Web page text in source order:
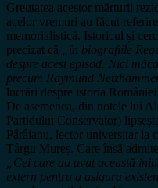
Greutatea acestor mărturii
acelor vremuri au făcut
memorialistică. Istoricul și
precizat că
„în biografiile
despre acest episod. Nici
precum Raymund
lucrări despre istoria
De asemenea, din notele lui
Partidului Conservator)
Pârâianu, lector universitar la
Târgu Mureș. Care însă
„Cei care au avut această
extern pentru a asigura